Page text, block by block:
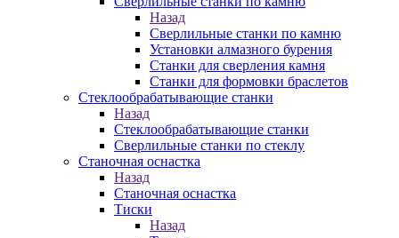
Назад
Сверлильные станки по камню
Установки алмазного бурения
Станки для сверления камня
Станки для формовки браслетов
Стеклообрабатывающие станки
Назад
Стеклообрабатывающие станки
Сверлильные станки по стеклу
Станочная оснастка
Назад
Станочная оснастка
Тиски
Назад